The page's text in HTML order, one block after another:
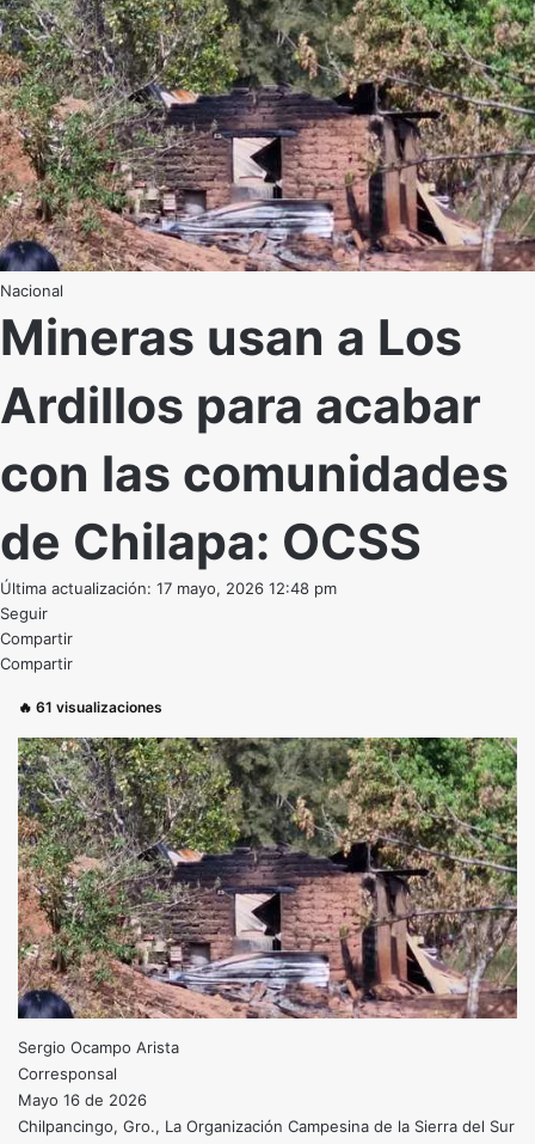
Nacional
Mineras usan a Los
Ardillos para acabar
con las comunidades
de Chilapa: OCSS
Última actualización: 17 mayo, 2026 12:48 pm
Seguir
Compartir
Compartir
🔥 61 visualizaciones
Sergio Ocampo Arista
Corresponsal
Mayo 16 de 2026
Chilpancingo, Gro., La Organización Campesina de la Sierra del Sur